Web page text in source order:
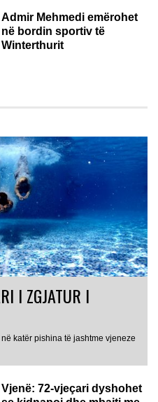
Admir Mehmedi emërohet
në bordin sportiv të
Winterthurit
I ZGJATUR I
katër pishina të jashtme vjeneze
Vjenë: 72-vjeçari dyshohet